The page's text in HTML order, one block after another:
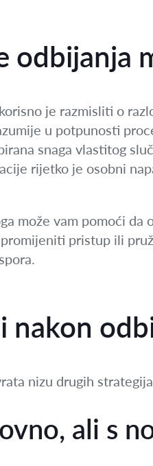
odbijanja
je razmisliti o
u potpunosti
snaga vlastitog
rijetko je osobni
može vam pomoći
pristup ili
nakon
nizu drugih
ali s